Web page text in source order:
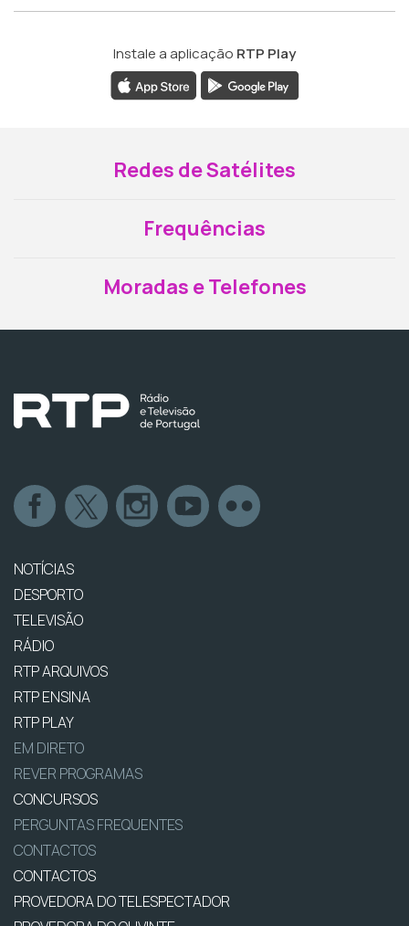
Instale a aplicação RTP Play
Redes de Satélites
Frequências
Moradas e Telefones
NOTÍCIAS
DESPORTO
TELEVISÃO
RÁDIO
RTP ARQUIVOS
RTP ENSINA
RTP PLAY
EM DIRETO
REVER PROGRAMAS
CONCURSOS
PERGUNTAS FREQUENTES
CONTACTOS
CONTACTOS
PROVEDORA DO TELESPECTADOR